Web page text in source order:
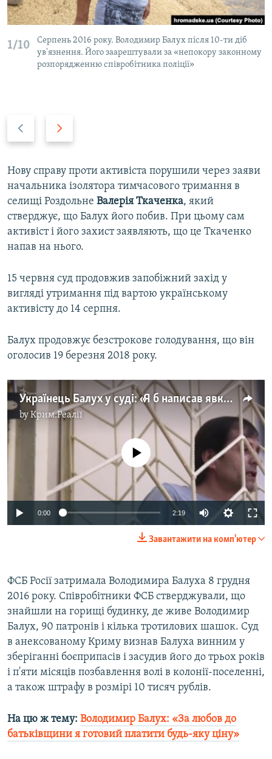
1/10
Серпень 2016 року. Володимир Балух після 10-ти діб
ув'язнення. Його заарештували за «непокору законному
розпорядженню співробітника поліції»
v
i
o
u
s
s
i
d
e
t
s
l
i
d
e
Нову справу проти активіста порушили через заяви
начальника ізолятора тимчасового тримання в
селищі Роздольне Валерія Ткаченка, який
стверджує, що Балух його побив. При цьому сам
активіст і його захист заявляють, що це Ткаченко
напав на нього.
15 червня суд продовжив запобіжний захід у
вигляді утримання під вартою українському
активісту до 14 серпня.
Балух продовжує безстрокове голодування, що він
оголосив 19 березня 2018 року.
Українець Балух у суді: «Я б написав явку з повинною за ненависть до режиму» (відео)
byКрим.Реалії
No media source currently available
0:00 2:19
Завантажити на комп'ютер
ФСБ Росії затримала Володимира Балуха 8 грудня
2016 року. Співробітники ФСБ стверджували, що
знайшли на горищі будинку, де живе Володимир
Балух, 90 патронів і кілька тротилових шашок. Суд
в анексованому Криму визнав Балуха винним у
зберіганні боєприпасів і засудив його до трьох років
і п'яти місяців позбавлення волі в колонії-поселенні,
а також штрафу в розмірі 10 тисяч рублів.
На цю ж тему: Володимир Балух: «За любов до
батьківщини я готовий платити будь-яку ціну»